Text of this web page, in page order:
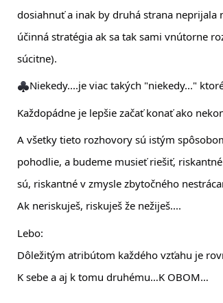
dosiahnuť a inak by druhá strana neprijala
účinná stratégia ak sa tak sami vnútorne
súcitne).
Niekedy....je viac takých "niekedy..."
Každopádne je lepšie začať konať ako
A všetky tieto rozhovory sú istým
pohodlie, a budeme musieť riešiť,
sú, riskantné v zmysle zbytočného
Ak neriskuješ, riskuješ že nežiješ....
Lebo:
Dôležitým atribútom každého vzťahu je
K sebe a aj k tomu druhému…K OBOM…